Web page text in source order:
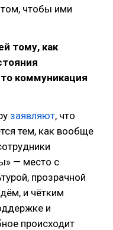
чтобы ими
тому, как
коммуникация
заявляют, что
тем, как вообще
— место с
прозрачной
и чётким
и
происходит